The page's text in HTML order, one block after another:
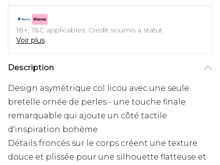
18+, T&C applicables. Crédit soumis à statut
Voir plus
Description
Design asymétrique col licou avec une seule
bretelle ornée de perles - une touche finale
remarquable qui ajoute un côté tactile
d'inspiration bohème
Détails froncés sur le corps créent une texture
douce et plissée pour une silhouette flatteuse et